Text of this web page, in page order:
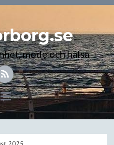
mode och hälsa
Toggle
navigation